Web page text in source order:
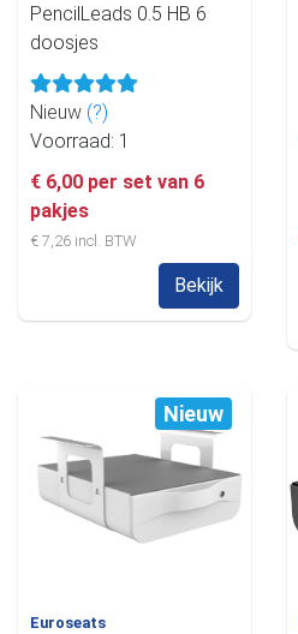
PencilLeads 0.5 HB 6
doosjes
Nieuw (?)
Voorraad: 1
€ 6,00 per set van 6
pakjes
€ 7,26 incl. BTW
Bekijk
Nieuw
Euroseats